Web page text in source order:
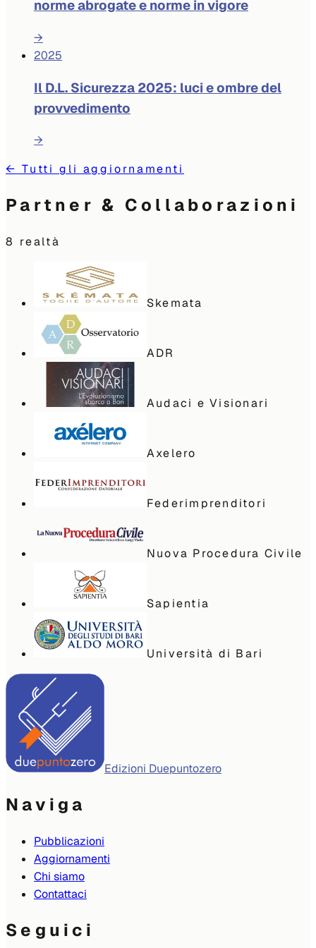
norme abrogate e norme in vigore
→
2025
Il D.L. Sicurezza 2025: luci e ombre del
provvedimento
→
← Tutti gli aggiornamenti
Partner & Collaborazioni
8 realtà
Skemata
ADR
Audaci e Visionari
Axelero
Federimprenditori
Nuova Procedura Civile
Sapientia
Università di Bari
Edizioni Duepuntozero
Naviga
Pubblicazioni
Aggiornamenti
Chi siamo
Contattaci
Seguici